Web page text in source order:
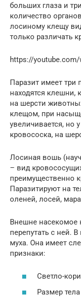
больших глаза и
количество
лосиному клещу
только различать
https://youtube.com/
Паразит имеет три
находятся клешни,
на шерсти
клещом, при
увеличивается, но
кровососка, на
Лосиная вошь
– вид
преимущественно
Паразитируют на
оленей, лосей,
Внешне насекомое
перепутать с ней.
муха. Она имеет
признаки:
Светло-
Размер